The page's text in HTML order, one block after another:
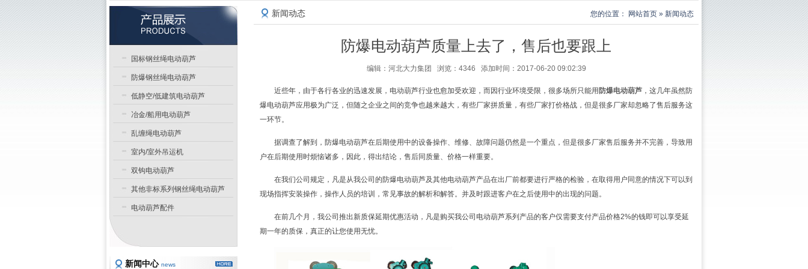
新闻动态 您的位置： 网站首页 » 新闻动态
防爆电动葫芦质量上去了，售后也要跟上
编辑：河北大力集团 浏览：4346 添加时间：2017-06-20 09:02:39
近些年，由于各行各业的迅速发展，电动葫芦行业也愈加受欢迎，而因行业环境受限，很多场所只能用 防爆电动葫芦 ，这几年虽然防
爆电动葫芦应用极为广泛，但随之企业之间的竞争也越来越大，有些厂家拼质量，有些厂家打价格战，但是很多厂家却忽略了售后服务这
一环节。
据调查了解到，防爆电动葫芦在后期使用中的设备操作、维修、故障问题仍然是一个重点，但是很多厂家售后服务并不完善，导致用
户在后期使用时烦恼诸多，因此，得出结论，售后同质量、价格一样重要。
在我们公司规定，凡是从我公司的防爆电动葫芦及其他电动葫芦产品在出厂前都要进行严格的检验，在取得用户同意的情况下可以到
现场指挥安装操作，操作人员的培训，常见事故的解析和解答。并及时跟进客户在之后使用中的出现的问题。
在前几个月，我公司推出新质保延期优惠活动，凡是购买我公司电动葫芦系列产品的客户仅需要支付产品价格2%的钱即可以享受延
期一年的质保，真正的让您使用无忧。
国标钢丝绳电动葫芦
防爆钢丝绳电动葫芦
低静空/低建筑电动葫芦
冶金/船用电动葫芦
乱缠绳电动葫芦
室内/室外吊运机
双钩电动葫芦
其他非标系列钢丝绳电动葫芦
电动葫芦配件
新闻中心 news